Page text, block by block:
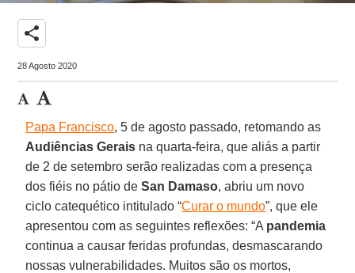
share
28 Agosto 2020
Papa Francisco, 5 de agosto passado, retomando as
Audiências Gerais na quarta-feira, que aliás a partir
de 2 de setembro serão realizadas com a presença
dos fiéis no pátio deSan Damaso, abriu um novo
ciclo catequético intitulado “Curar o mundo”, que ele
apresentou com as seguintes reflexões: “A pandemia
continua a causar feridas profundas, desmascarando
nossas vulnerabilidades. Muitos são os mortos,